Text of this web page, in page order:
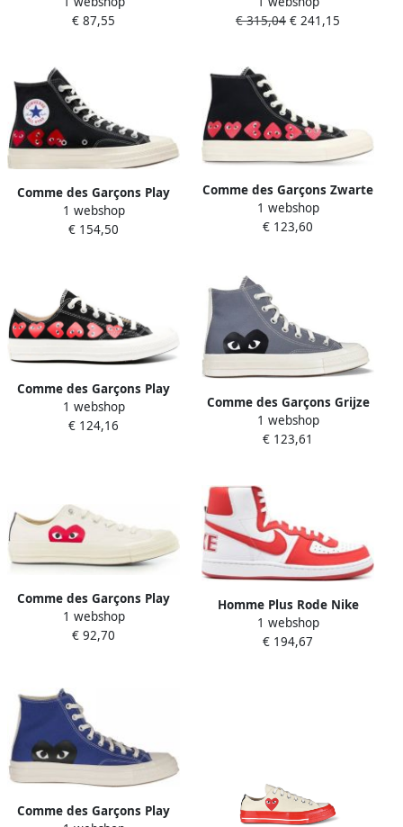
Stijl White
€ 87,55
wit
€ 315,04 € 241,15
Comme des Garçons Play
Zwarte Sneakers
Lichtgewicht Canvas
1 webshop
€ 154,50
Comme des Garçons Zwarte
Canvas Hart Print Sneakers
Black
1 webshop
€ 123,60
Comme des Garçons Play
Stijlvolle Sneakers voor nen
en Black
1 webshop
€ 124,16
Comme des Garçons Grijze
Canvas Chuck Taylor High-
Top Sneakers Grijs Dames
1 webshop
€ 123,61
Comme des Garçons Play
Witte Sneakers Big Heart
Low Top Schoenen White
1 webshop
€ 92,70
Homme Plus Rode Nike
Sneakers Verhogen Stijl
1 webshop
€ 194,67
Comme des Garçons Play